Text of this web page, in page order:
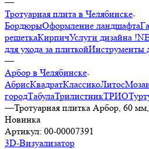
Тротуарная плита в Челябинске
БордюрыОформление ландшафта
решеткаКирпичУслуги дизайна
для ухода за плиткойИнструменты
—
Арбор в Челябинске
АбрисКвадратКлассикоЛитос
городТабулаТрилистникТРИО
—Тротуарная плитка Арбор, 60
Новинка
Артикул: 00-00007391
3D-Визуализатор